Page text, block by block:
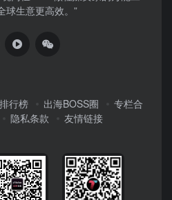
球生意更高效。”
排行榜 出海BOSS圈
专栏合
隐私条款 友情链接